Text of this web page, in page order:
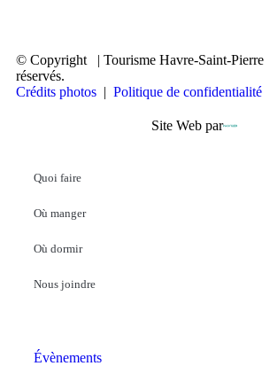
© Copyright
| Tourisme Havre-Saint-
réservés.
Crédits photos | Politique de confidentialité
Site Web par
Quoi faire
Où manger
Où dormir
Nous joindre
Évènements